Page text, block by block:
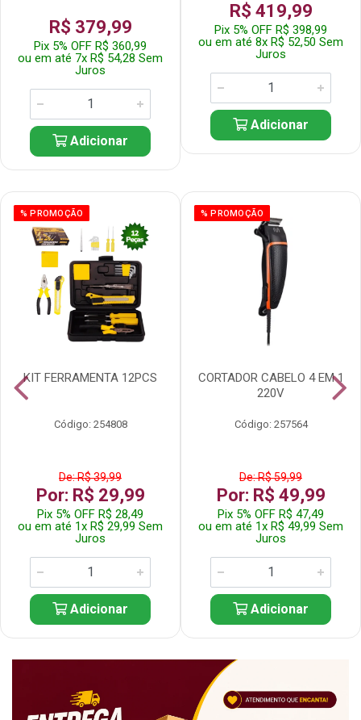
R$ 379,99
Pix 5% OFF R$ 360,99
ou em até 7x R$ 54,28 Sem
Juros
Adicionar
R$ 419,99
Pix 5% OFF R$ 398,99
ou em até 8x R$ 52,50 Sem
Juros
Adicionar
% PROMOÇÃO
KIT FERRAMENTA 12PCS
Código: 254808
De: R$ 39,99
Por: R$ 29,99
Pix 5% OFF R$ 28,49
ou em até 1x R$ 29,99 Sem
Juros
Adicionar
% PROMOÇÃO
CORTADOR CABELO 4 EM 1
220V
Código: 257564
De: R$ 59,99
Por: R$ 49,99
Pix 5% OFF R$ 47,49
ou em até 1x R$ 49,99 Sem
Juros
Adicionar